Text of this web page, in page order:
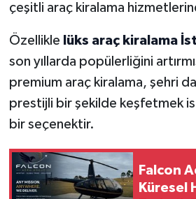
çeşitli araç kiralama
Özellikle lüks araç kiralama
son yıllarda popülerliğini
premium araç kiralama, şehri
prestijli bir şekilde keşfetmek
bir seçenektir.
Falcon
Küresel